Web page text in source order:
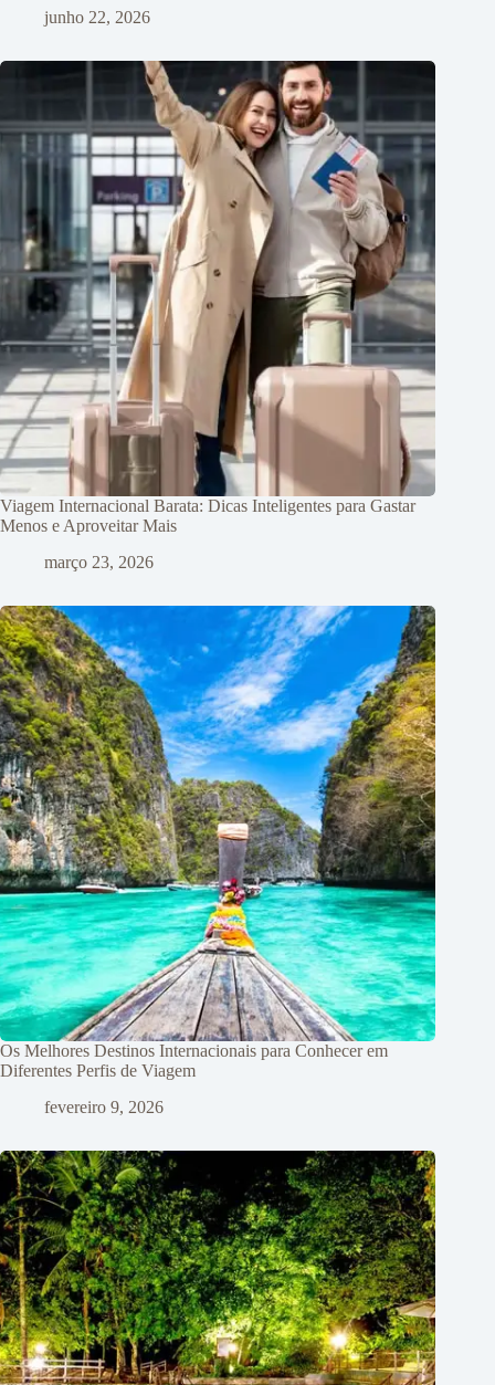
junho 22, 2026
Viagem Internacional Barata: Dicas Inteligentes para Gastar
Menos e Aproveitar Mais
março 23, 2026
Os Melhores Destinos Internacionais para Conhecer em
Diferentes Perfis de Viagem
fevereiro 9, 2026